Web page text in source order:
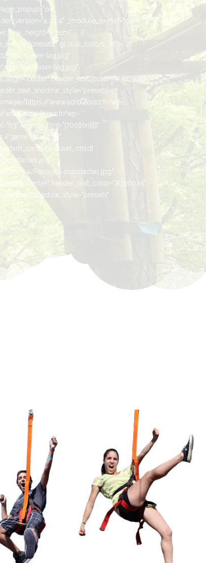
_module_preset="default"
global_colors_info="{}"]
04/Laser-tag.jpg"
04/Laser-tag.jpg"
header_text_color="#316041"
image="https://www.acro-forez.fr/wp-
www.acro-forez.fr/wp-
header_font="|700||on|||||"
gameoforez.fr/"
dsm_card_carousel_child]
04/Parcous-dobstacles.jpg"
header_text_color="#316041"